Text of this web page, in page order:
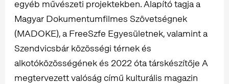
egyéb művészeti projektekben. Alapító tagja a
Magyar Dokumentumfilmes Szövetségnek
(MADOKE), a FreeSzfe Egyesületnek, valamint a
Szendvicsbár közösségi térnek és
alkotóközösségének és 2022 óta társkészítője A
megtervezett valóság című kulturális magazin